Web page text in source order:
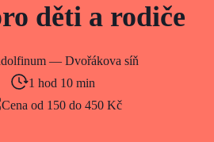
děti a rodiče
— Dvořákova síň
1 hod 10 min
Cena od 150 do 450 Kč